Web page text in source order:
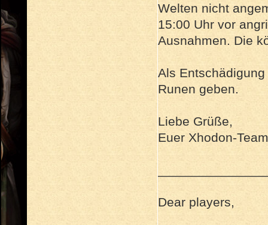
Welten nicht
15:00 Uhr vor
Ausnahmen. Die
Als
Runen geben.
Liebe Grüße,
Euer Xhodon-Team
Dear players,